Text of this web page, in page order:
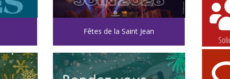
Fêtes de la Saint Jean